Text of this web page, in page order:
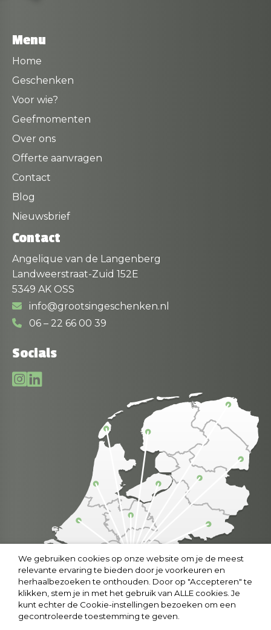
Menu
Home
Geschenken
Voor wie?
Geefmomenten
Over ons
Offerte aanvragen
Contact
Blog
Nieuwsbrief
Contact
Angelique van de Langenberg
Landweerstraat-Zuid 152E
5349 AK OSS
info@grootsingeschenken.nl
06 – 22 66 00 39
Socials
We gebruiken cookies op onze website om je de meest
relevante ervaring te bieden door je voorkeuren en
herhaalbezoeken te onthouden. Door op "Accepteren" te
klikken, stem je in met het gebruik van ALLE cookies. Je
kunt echter de Cookie-instellingen bezoeken om een
gecontroleerde toestemming te geven.